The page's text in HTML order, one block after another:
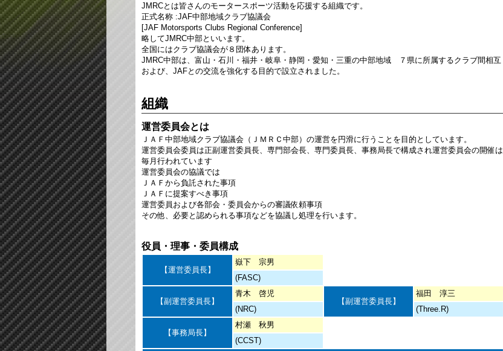
JMRCとは皆さんのモータースポーツ活動を応援する組織です。
正式名称 :JAF中部地域クラブ協議会
[JAF Motorsports Clubs Regional Conference]
略してJMRC中部といいます。
全国にはクラブ協議会が８団体あります。
JMRC中部は、富山・石川・福井・岐阜・静岡・愛知・三重の中部地域 ７県に所属するクラブ間相互
および、JAFとの交流を強化する目的で設立されました。
組織
運営委員会とは
ＪＡＦ中部地域クラブ協議会（ＪＭＲＣ中部）の運営を円滑に行うことを目的としています。
運営委員会委員は正副運営委員長、専門部会長、専門委員長、事務局長で構成され運営委員会の開催は
毎月行われています
運営委員会の協議では
ＪＡＦから負託された事項
ＪＡＦに提案すべき事項
運営委員および各部会・委員会からの審議依頼事項
その他、必要と認められる事項などを協議し処理を行います。
役員・理事・委員構成
【運営委員長】
嶽下 宗男
(FASC)
【副運営委員長】
青木 啓児
【副運営委員長】
福田 淳三
(NRC)
(Three.R)
【事務局長】
村瀬 秋男
(CCST)